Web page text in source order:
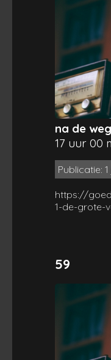
na de
17 uur 00
Publicatie:
https://
1-de-grote-
59